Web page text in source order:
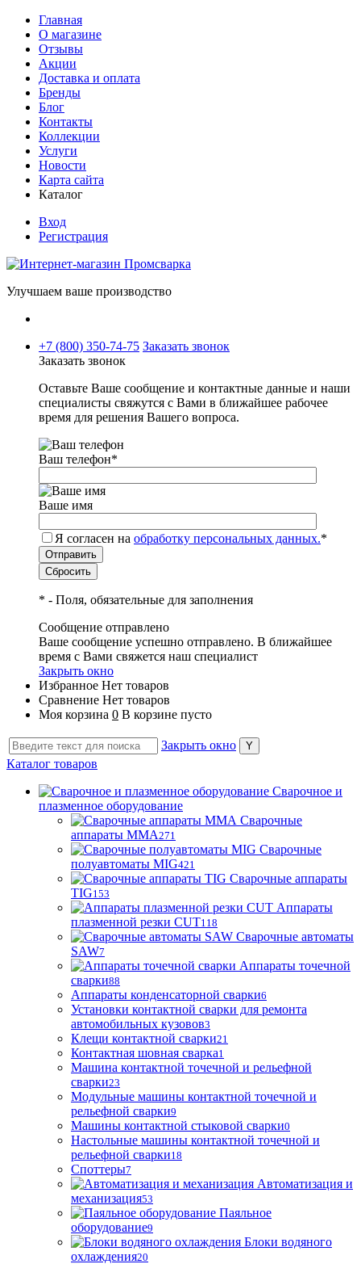
Главная
О магазине
Отзывы
Акции
Доставка и оплата
Бренды
Блог
Контакты
Коллекции
Услуги
Новости
Карта сайта
Каталог
Вход
Регистрация
Улучшаем ваше производство
+7 (800) 350-74-75 Заказать звонок
Заказать звонок
Оставьте Ваше сообщение и контактные данные и наши
специалисты свяжутся с Вами в ближайшее рабочее
время для решения Вашего вопроса.
Ваш телефон*
Ваше имя
Я согласен на обработку персональных данных.*
* - Поля, обязательные для заполнения
Сообщение отправлено
Ваше сообщение успешно отправлено. В ближайшее
время с Вами свяжется наш специалист
Закрыть окно
Избранное Нет товаров
Сравнение Нет товаров
Моя корзина 0 В корзине пусто
Закрыть окно
Каталог товаров
Сварочное и
плазменное оборудование
Сварочные
аппараты MMA271
Сварочные
полуавтоматы MIG421
Сварочные аппараты
TIG153
Аппараты
плазменной резки CUT118
Сварочные автоматы
SAW7
Аппараты точечной
сварки88
Аппараты конденсаторной сварки6
Установки контактной сварки для ремонта
автомобильных кузовов3
Клещи контактной сварки21
Контактная шовная сварка1
Машина контактной точечной и рельефной
сварки23
Модульные машины контактной точечной и
рельефной сварки9
Машины контактной стыковой сварки0
Настольные машины контактной точечной и
рельефной сварки18
Споттеры7
Автоматизация и
механизация53
Паяльное
оборудование9
Блоки водяного
охлаждения20